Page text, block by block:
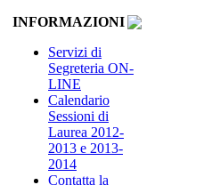
INFORMAZIONI
Servizi di
Segreteria ON-
LINE
Calendario
Sessioni di
Laurea 2012-
2013 e 2013-
2014
Contatta la